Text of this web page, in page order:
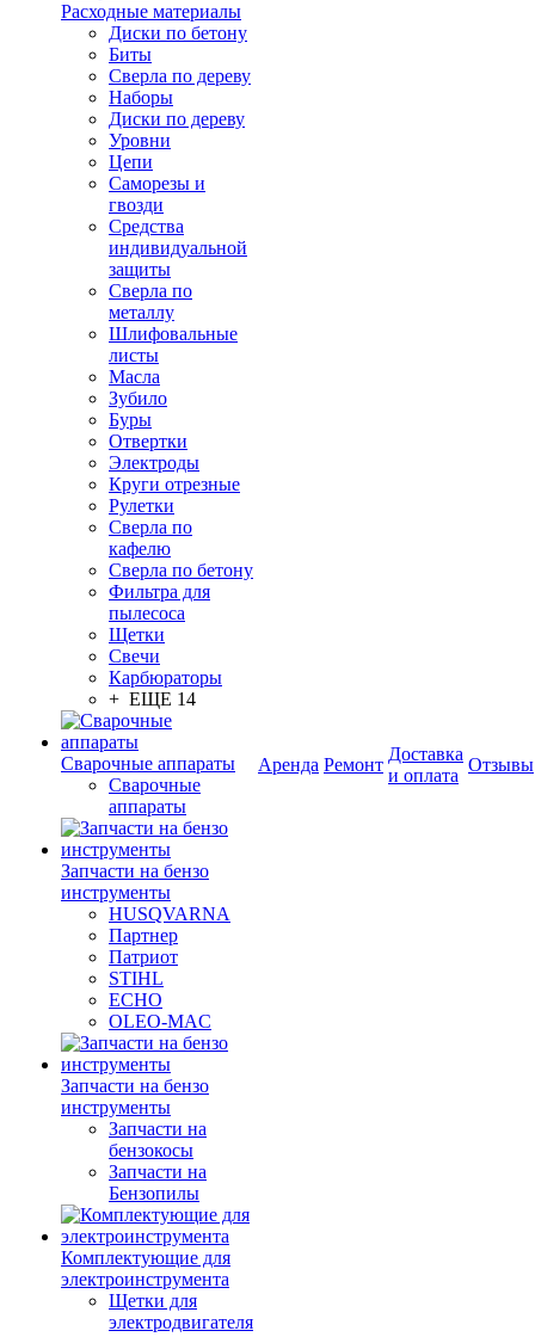
Расходные материалы
Диски по бетону
Биты
Сверла по дереву
Наборы
Диски по дереву
Уровни
Цепи
Саморезы и
гвозди
Средства
индивидуальной
защиты
Сверла по
металлу
Шлифовальные
листы
Масла
Зубило
Буры
Отвертки
Электроды
Круги отрезные
Рулетки
Сверла по
кафелю
Сверла по бетону
Фильтра для
пылесоса
Щетки
Свечи
Карбюраторы
+ ЕЩЕ 14
Сварочные аппараты
Сварочные
аппараты
Запчасти на бензо
инструменты
HUSQVARNA
Партнер
Патриот
STIHL
ECHO
OLEO-MAC
Запчасти на бензо
инструменты
Запчасти на
бензокосы
Запчасти на
Бензопилы
Комплектующие для
электроинструмента
Щетки для
электродвигателя
Аренда Ремонт
Доставка
и оплата
Отзывы